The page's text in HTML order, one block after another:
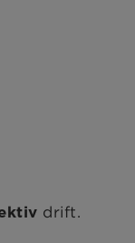
drift.